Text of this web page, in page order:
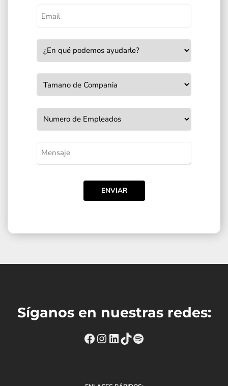
ENVIAR
Síganos en nuestras redes:
https://
Instagram
https://
TikTokSpotify